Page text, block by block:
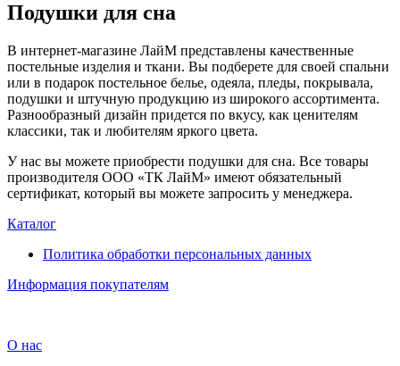
Подушки для сна
В интернет-магазине ЛайМ представлены качественные
постельные изделия и ткани. Вы подберете для своей спальни
или в подарок постельное белье, одеяла, пледы, покрывала,
подушки и штучную продукцию из широкого ассортимента.
Разнообразный дизайн придется по вкусу, как ценителям
классики, так и любителям яркого цвета.
У нас вы можете приобрести подушки для сна. Все товары
производителя ООО «ТК ЛайМ» имеют обязательный
сертификат, который вы можете запросить у менеджера.
Каталог
Политика обработки персональных данных
Информация покупателям
О нас